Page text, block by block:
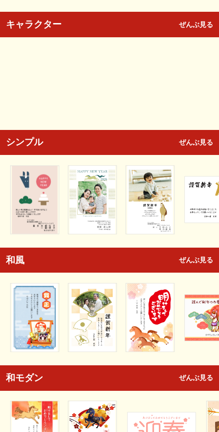
キャラクター ぜんぶ見る
シンプル ぜんぶ見る
和風 ぜんぶ見る
和モダン ぜんぶ見る